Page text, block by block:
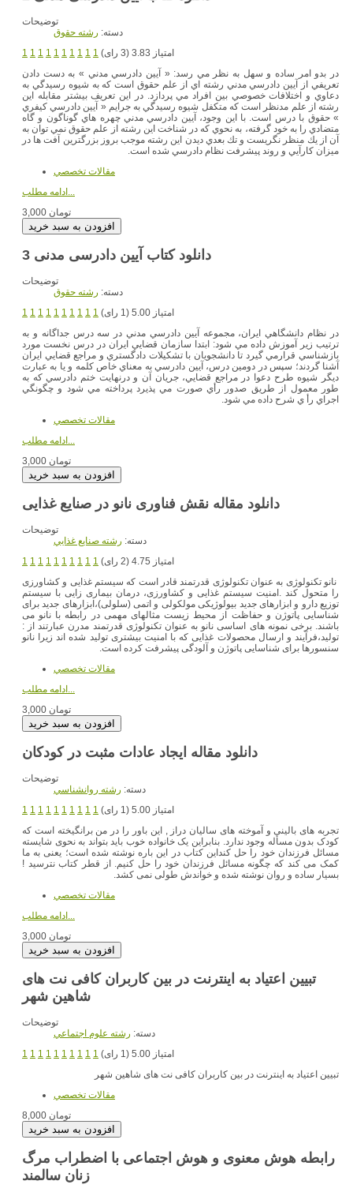
توضیحات
دسته: رشته حقوق
1 1 1 1 1 1 1 1 1 1
امتیاز 3.83 (3 رای)
در بدو امر ساده و سهل به نظر مي رسد: « آيين دادرسي مدني » به دست دادن
تعريفي از آيين دادرسي مدني رشته اي از علم حقوق است كه به شيوه رسيدگي به
دعاوي و اختلافات خصوصي بين افراد مي پردازد. در اين تعريف بيشتر مقابله اين
رشته از علم مدنظر است كه متكفل شيوه رسيدگي به جرايم « آيين دادرسي كيفري
» حقوق با درس است. با اين وجود، آيين دادرسي مدني چهره هاي گوناگون و گاه
متضادي را به خود گرفته، به نحوي كه در شناخت اين رشته از علم حقوق نمي توان به
آن از يك منظر نگريست و تك بعدي ديدن اين رشته موجب بروز بزرگترين آفت ها در
ميزان كارآيي و روند پيشرفت نظام دادرسي شده است.
مقالات تخصصي
ادامه مطلب...
3,000 تومان
دانلود کتاب آیین دادرسی مدنی 3
توضیحات
دسته: رشته حقوق
1 1 1 1 1 1 1 1 1 1
امتیاز 5.00 (1 رای)
در نظام دانشگاهي ايران، مجموعه آيين دادرسي مدني در سه درس جداگانه و به
ترتيب زير آموزش داده مي شود: ابتدا سازمان قضايي ايران در درس نخست مورد
بازشناسي قرارمي گيرد تا دانشجويان با تشكيلات دادگستري و مراجع قضايي ايران
آشنا گردند؛ سپس در دومين درس، آيين دادرسي به معناي خاص كلمه و يا به عبارت
ديگر شيوه طرح دعوا در مراجع قضايي، جريان آن و درنهايت ختم دادرسي كه به
طور معمول از طريق صدور رأي صورت مي پذيرد پرداخته مي شود و چگونگي
اجراي رأ ي شرح داده مي شود.
مقالات تخصصي
ادامه مطلب...
3,000 تومان
دانلود مقاله نقش فناوری نانو در صنایع غذایی
توضیحات
دسته: رشته صنايع غذايي
1 1 1 1 1 1 1 1 1 1
امتیاز 4.75 (2 رای)
نانو تکنولوژی به عنوان تکنولوژی قدرتمند قادر است که سیستم غذایی و کشاورزی
را متحول کند .امنیت سیستم غذایی و کشاورزی، درمان بیماری زایی با سیستم
توزیع دارو و ابزارهای جدید بیولوژیکی مولکولی و اتمی (سلولی)،ابزارهای جدید برای
شناسایی پاتوژن و حفاظت از محیط زیست مثالهای مهمی در رابطه با نانو می
باشند. برخی نمونه های اساسی نانو به عنوان تکنولوژی قدرتمند مدرن عبارتند از :
تولید،فرآیند و ارسال محصولات غذایی که با امنیت بیشتری تولید شده اند زیرا نانو
سنسورها برای شناسایی پاتوژن و آلودگی پیشرفت کرده است.
مقالات تخصصي
ادامه مطلب...
3,000 تومان
دانلود مقاله ایجاد عادات مثبت در کودکان
توضیحات
دسته: رشته روانشناسي
1 1 1 1 1 1 1 1 1 1
امتیاز 5.00 (1 رای)
تجربه های بالینی و آموخته های سالیان دراز , این باور را در من برانگیخته است که
کودک بدون مسأله وجود ندارد. بنابراین یک خانواده خوب باید بتواند به نحوی شایسته
مسائل فرزندان خود را حل کنداین کتاب در این باره نوشته شده است؛ یعنی به ما
کمک می کند که چگونه مسائل فرزندان خود را حل کنیم. از قطر کتاب نترسید !
بسیار ساده و روان نوشته شده و خواندش طولی نمی کشد.
مقالات تخصصي
ادامه مطلب...
3,000 تومان
تبیین اعتیاد به اینترنت در بین کاربران کافی نت های
شاهین شهر
توضیحات
دسته: رشته علوم اجتماعي
1 1 1 1 1 1 1 1 1 1
امتیاز 5.00 (1 رای)
تبیین اعتیاد به اینترنت در بین کاربران کافی نت های شاهین شهر
مقالات تخصصي
8,000 تومان
رابطه هوش معنوی و هوش اجتماعی با اضطراب مرگ
زنان سالمند